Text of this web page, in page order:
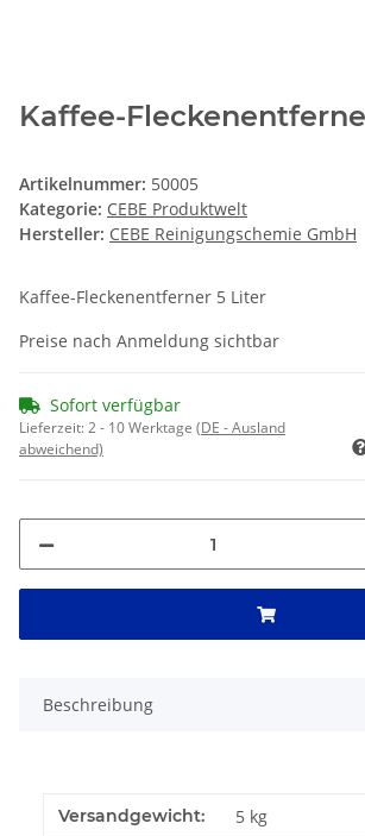
Kaffee-
Artikelnummer: 50005
Kategorie: CEBE Produktwelt
Hersteller: CEBE Reinigungschemie GmbH
Kaffee-Fleckenentferner 5 Liter
Preise nach Anmeldung sichtbar
Sofort verfügbar
Lieferzeit:2 - 10 Werktage (DE - Ausland
abweichend)
Beschreibung
Versandgewicht: 5 kg